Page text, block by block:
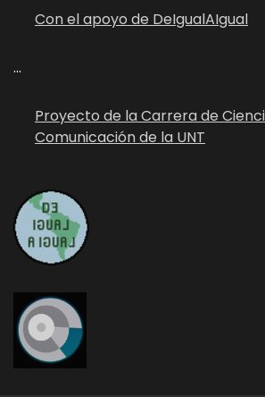
Con el apoyo de DeIgualAIgual
...
Proyecto de la Carrera de
Comunicación de la UNT